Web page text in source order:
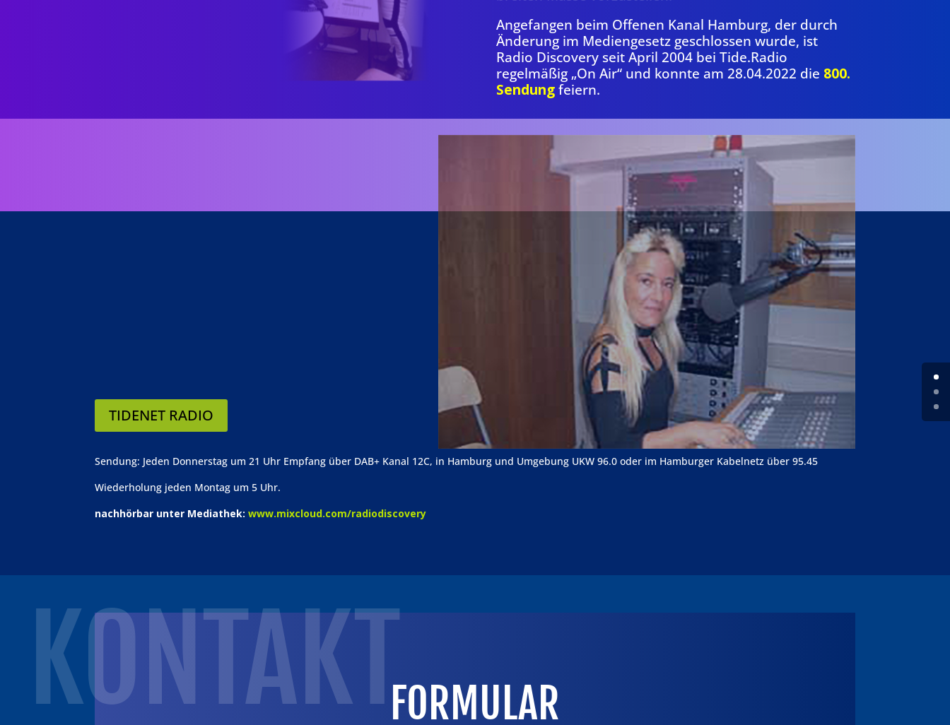
Angefangen beim Offenen Kanal Hamburg, der durch
Änderung im Mediengesetz geschlossen wurde, ist
Radio Discovery seit April 2004 bei Tide.Radio
regelmäßig „On Air“ und konnte am 28.04.2022 die 800.
Sendungfeiern.
TIDENET RADIO
Sendung: Jeden Donnerstag um 21 Uhr Empfang über DAB+ Kanal 12C, in Hamburg und Umgebung UKW 96.0 oder im Hamburger Kabelnetz über 95.45
Wiederholung jeden Montag um 5 Uhr.
nachhörbar unter Mediathek:www.mixcloud.com/radiodiscovery
KONTAKTFORMULAR